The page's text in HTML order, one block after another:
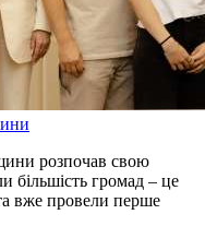
розпочав свою
більшість громад – це
вже провели перше